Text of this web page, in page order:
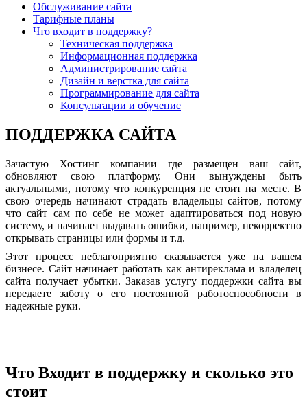
Обслуживание сайта
Тарифные планы
Что входит в поддержку?
Техническая поддержка
Информационная поддержка
Администрирование сайта
Дизайн и верстка для сайта
Программирование для сайта
Консультации и обучение
ПОДДЕРЖКА САЙТА
Зачастую Хостинг компании где размещен ваш сайт,
обновляют свою платформу. Они вынуждены быть
актуальными, потому что конкуренция не стоит на месте. В
свою очередь начинают страдать владельцы сайтов, потому
что сайт сам по себе не может адаптироваться под новую
систему, и начинает выдавать ошибки, например, некорректно
открывать страницы или формы и т.д.
Этот процесс неблагоприятно сказывается уже на вашем
бизнесе. Сайт начинает работать как антиреклама и владелец
сайта получает убытки. Заказав услугу поддержки сайта вы
передаете заботу о его постоянной работоспособности в
надежные руки.
Что Входит в поддержку и сколько это
стоит